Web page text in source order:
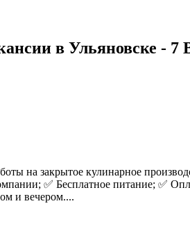
в Ульяновске - 7
на закрытое кулинарное
✅ Бесплатное питание; ✅
и вечером....